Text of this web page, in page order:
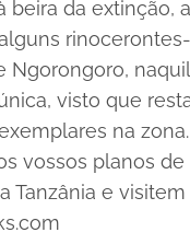
beira da extinção,
Ngorongoro,
visto que
na
vossos planos
Tanzânia e